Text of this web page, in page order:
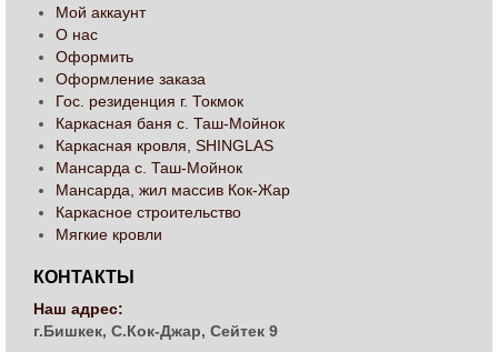
Мой аккаунт
О нас
Оформить
Оформление заказа
Гос. резиденция г. Токмок
Каркасная баня с. Таш-Мойнок
Каркасная кровля, SHINGLAS
Мансарда с. Таш-Мойнок
Мансарда, жил массив Кок-Жар
Каркасное строительство
Мягкие кровли
КОНТАКТЫ
Наш адрес:
г.Бишкек, С.Кок-Джар, Сейтек 9